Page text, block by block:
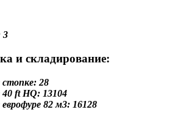
3
и складирование:
стопке: 28
40 ft HQ: 13104
82 м3: 16128